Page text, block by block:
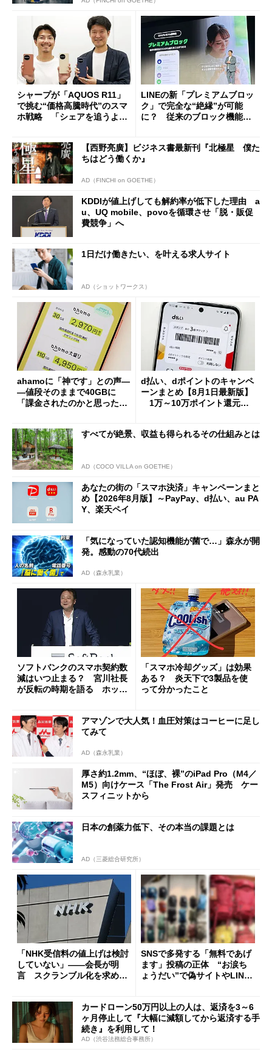
シャープが「AQUOS R11」
で挑む“価格高騰時代”のスマ
ホ戦略 「シェアを追うより
LINEの新「プレミアムブロッ
ク」で完全な“絶縁”が可能
に？ 従来のブロック機能と
【西野亮廣】ビジネス書最新刊『北極星 僕た
ちはどう働くか』
AD（FINCHI on GOETHE）
KDDIが値上げしても解約率が低下した理由 a
u、UQ mobile、povoを循環させ「脱・販促
費競争」へ
1日だけ働きたい、を叶える求人サイト
AD（ショットワークス）
ahamoに「神です」との声―
―値段そのままで40GBに
「課金されたのかと思った」
d払い、dポイントのキャンペ
ーンまとめ【8月1日最新版】
1万～10万ポイント還元の
すべてが絶景、収益も得られるその仕組みとは
AD（COCO VILLA on GOETHE）
あなたの街の「スマホ決済」キャンペーンまと
め【2026年8月版】～PayPay、d払い、au PA
Y、楽天ペイ
「気になっていた認知機能が菌で…」森永が開
発。感動の70代続出
AD（森永乳業）
ソフトバンクのスマホ契約数
減はいつ止まる？ 宮川社長
が反転の時期を語る ホッピ
「スマホ冷却グッズ」は効果
ある？ 炎天下で3製品を使
って分かったこと
アマゾンで大人気！血圧対策はコーヒーに足し
てみて
AD（森永乳業）
厚さ約1.2mm、“ほぼ、裸”のiPad Pro（M4／
M5）向けケース「The Frost Air」発売 ケー
スフィニットから
日本の創薬力低下、その本当の課題とは
AD（三菱総合研究所）
「NHK受信料の値上げは検討
していない」――会長が明
言 スクランブル化を求める
SNSで多発する「無料であげ
ます」投稿の正体 “お涙ち
ょうだい”で偽サイトやLINE
カードローン50万円以上の人は、返済を3～6
ヶ月停止して『大幅に減額してから返済する手
続き』を利用して！
AD（渋谷法務総合事務所）